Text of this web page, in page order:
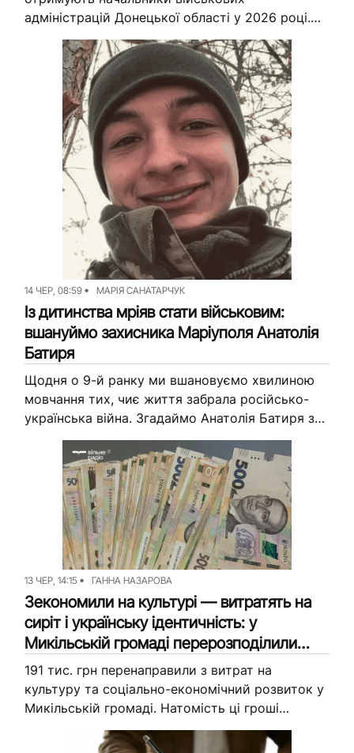
адміністрацій Донецької області у 2026 році.
Вільне Радіо розповідає, кому доплачували за
напруженість, кому — за роботу...
14 ЧЕР, 08:59 МАРІЯ САНАТАРЧУК
Із дитинства мріяв стати військовим:
вшануймо захисника Маріуполя Анатолія
Батиря
Щодня о 9-й ранку ми вшановуємо хвилиною
мовчання тих, чиє життя забрала російсько-
українська війна. Згадаймо Анатолія Батиря з
Микільської громади. Одразу після повноліття
він долучився до війська й менш ніж...
13 ЧЕР, 14:15 ГАННА НАЗАРОВА
Зекономили на культурі — витратять на
сиріт і українську ідентичність: у
Микільській громаді перерозподілили
бюджет
191 тис. грн перенаправили з витрат на
культуру та соціально-економічний розвиток у
Микільській громаді. Натомість ці гроші
планують витратити на виплати дітям-сиротам
і програми української ідентичності. Про